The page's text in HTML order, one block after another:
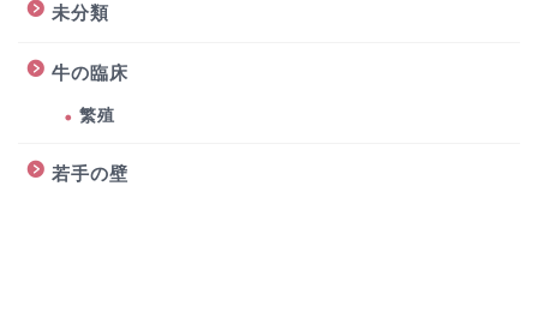
未分類
牛の臨床
繁殖
若手の壁